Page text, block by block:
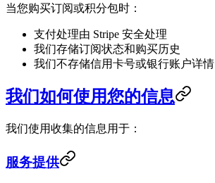
当您购买订阅或积分包时：
支付处理由 Stripe 安全处理
我们存储订阅状态和购买历史
我们不存储信用卡号或银行账户详情
我们如何使用您的信息
我们使用收集的信息用于：
服务提供